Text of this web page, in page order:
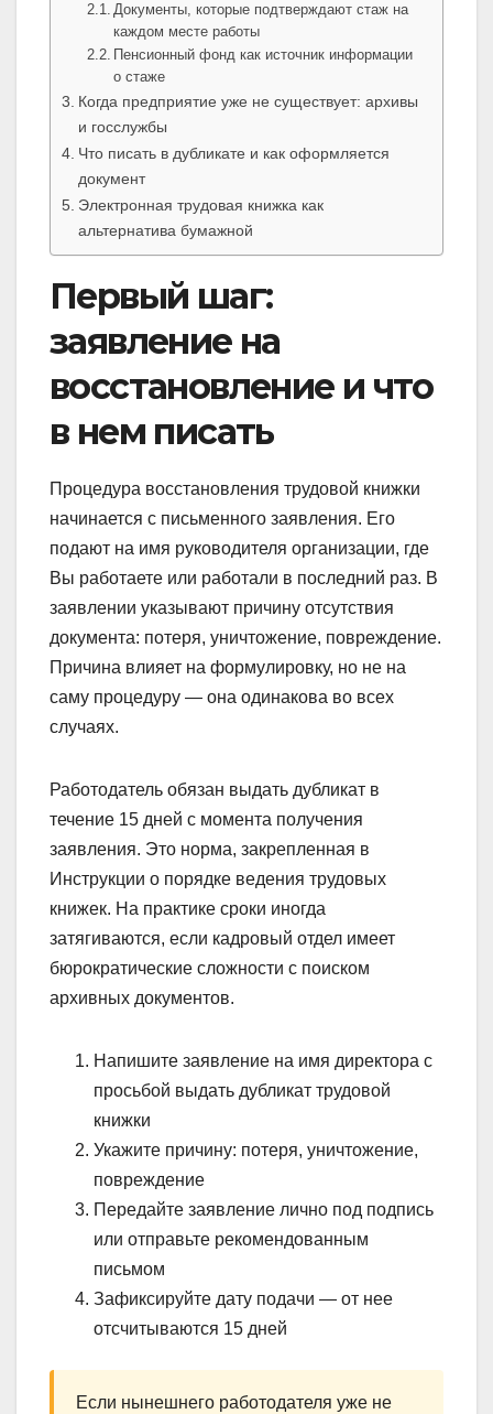
Документы, которые подтверждают стаж на
каждом месте работы
Пенсионный фонд как источник информации
о стаже
Когда предприятие уже не существует: архивы
и госслужбы
Что писать в дубликате и как оформляется
документ
Электронная трудовая книжка как
альтернатива бумажной
Первый шаг:
заявление на
восстановление и что
в нем писать
Процедура восстановления трудовой книжки
начинается с письменного заявления. Его
подают на имя руководителя организации, где
Вы работаете или работали в последний раз. В
заявлении указывают причину отсутствия
документа: потеря, уничтожение, повреждение.
Причина влияет на формулировку, но не на
саму процедуру — она одинакова во всех
случаях.
Работодатель обязан выдать дубликат в
течение 15 дней с момента получения
заявления. Это норма, закрепленная в
Инструкции о порядке ведения трудовых
книжек. На практике сроки иногда
затягиваются, если кадровый отдел имеет
бюрократические сложности с поиском
архивных документов.
Напишите заявление на имя директора с
просьбой выдать дубликат трудовой
книжки
Укажите причину: потеря, уничтожение,
повреждение
Передайте заявление лично под подпись
или отправьте рекомендованным
письмом
Зафиксируйте дату подачи — от нее
отсчитываются 15 дней
Если нынешнего работодателя уже не